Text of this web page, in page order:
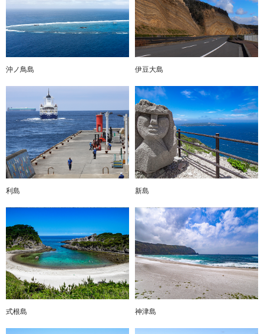
沖ノ鳥島 伊豆大島
利島 新島
式根島 神津島